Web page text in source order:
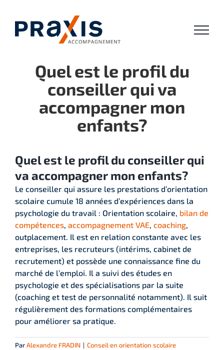
contenu
Quel est le profil du
conseiller qui va
accompagner mon
enfants?
Quel est le profil du conseiller qui
va accompagner mon enfants?
Le conseiller qui assure les prestations d’orientation
scolaire cumule 18 années d’expériences dans la
psychologie du travail : Orientation scolaire, bilan de
compétences accompagnement VAE coaching
outplacement. Il est en relation constante avec les
entreprises, les recruteurs (intérims, cabinet de
recrutement) et possède une connaissance fine du
marché de l’emploi. Il a suivi des études en
psychologie et des spécialisations par la suite
(coaching et test de personnalité notamment). Il suit
régulièrement des formations complémentaires
pour améliorer sa pratique.
ParAlexandre FRADIN | Conseil en orientation scolaire